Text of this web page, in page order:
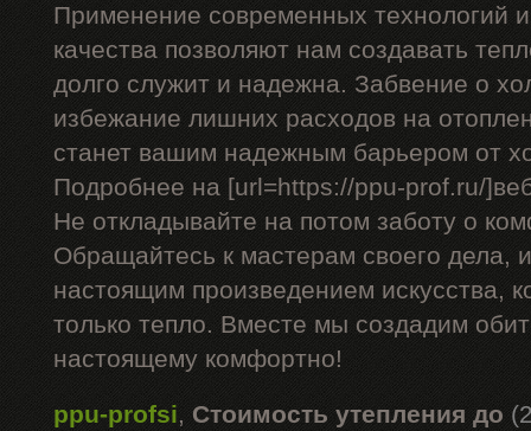
Применение современных технологий
качества позволяют нам создавать
долго служит и надежна. Забвение о
избежание лишних расходов на
станет вашим надежным барьером от
Подробнее на [url=https://ppu-prof.ru/
Не откладывайте на потом заботу о
Обращайтесь к мастерам своего дела,
настоящим произведением искусства,
только тепло. Вместе мы создадим
настоящему комфортно!
ppu-profsi, Стоимость утепления до